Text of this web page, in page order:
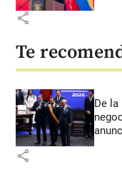
share
Te
De
share